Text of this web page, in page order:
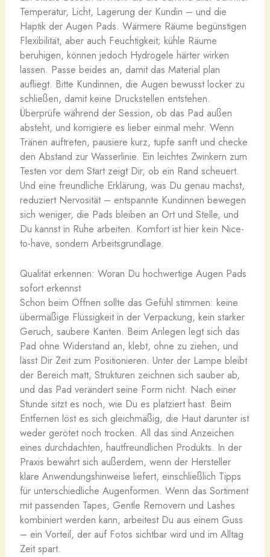
Temperatur, Licht, Lagerung der Kundin – und die
Haptik der Augen Pads. Wärmere Räume begünstigen
Flexibilität, aber auch Feuchtigkeit; kühle Räume
beruhigen, können jedoch Hydrogele härter wirken
lassen. Passe beides an, damit das Material plan
aufliegt. Bitte Kundinnen, die Augen bewusst locker zu
schließen, damit keine Druckstellen entstehen.
Überprüfe während der Session, ob das Pad außen
absteht, und korrigiere es lieber einmal mehr. Wenn
Tränen auftreten, pausiere kurz, tupfe sanft und checke
den Abstand zur Wasserlinie. Ein leichtes Zwinkern zum
Testen vor dem Start zeigt Dir, ob ein Rand scheuert.
Und eine freundliche Erklärung, was Du genau machst,
reduziert Nervosität – entspannte Kundinnen bewegen
sich weniger, die Pads bleiben an Ort und Stelle, und
Du kannst in Ruhe arbeiten. Komfort ist hier kein Nice-
to-have, sondern Arbeitsgrundlage.
Qualität erkennen: Woran Du hochwertige Augen Pads
sofort erkennst
Schon beim Öffnen sollte das Gefühl stimmen: keine
übermäßige Flüssigkeit in der Verpackung, kein starker
Geruch, saubere Kanten. Beim Anlegen legt sich das
Pad ohne Widerstand an, klebt, ohne zu ziehen, und
lässt Dir Zeit zum Positionieren. Unter der Lampe bleibt
der Bereich matt, Strukturen zeichnen sich sauber ab,
und das Pad verändert seine Form nicht. Nach einer
Stunde sitzt es noch, wie Du es platziert hast. Beim
Entfernen löst es sich gleichmäßig, die Haut darunter ist
weder gerötet noch trocken. All das sind Anzeichen
eines durchdachten, hautfreundlichen Produkts. In der
Praxis bewährt sich außerdem, wenn der Hersteller
klare Anwendungshinweise liefert, einschließlich Tipps
für unterschiedliche Augenformen. Wenn das Sortiment
mit passenden Tapes, Gentle Removern und Lashes
kombiniert werden kann, arbeitest Du aus einem Guss
– ein Vorteil, der auf Fotos sichtbar wird und im Alltag
Zeit spart.